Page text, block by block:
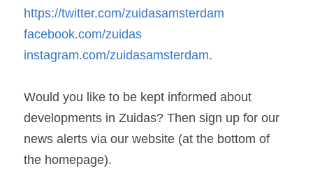
https://twitter.com/zuidasamsterdam
facebook.com/zuidas
instagram.com/zuidasamsterdam.
Would you like to be kept informed about
developments in Zuidas? Then sign up for our
news alerts via our website (at the bottom of
the homepage).